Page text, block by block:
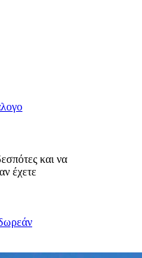
και να
έχετε